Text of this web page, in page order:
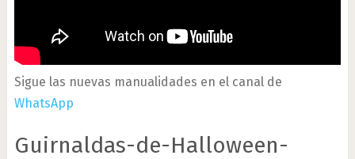
Sigue las nuevas manualidades en el canal de
WhatsApp
Guirnaldas-de-Halloween-